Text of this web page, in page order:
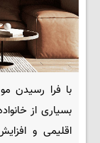
با فرا رسیدن
بسیاری از
اقلیمی و